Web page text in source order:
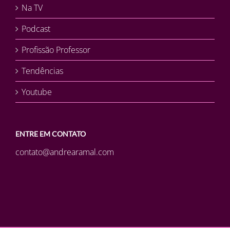
Na TV
Podcast
Profissão Professor
Tendências
Youtube
ENTRE EM CONTATO
contato@andrearamal.com